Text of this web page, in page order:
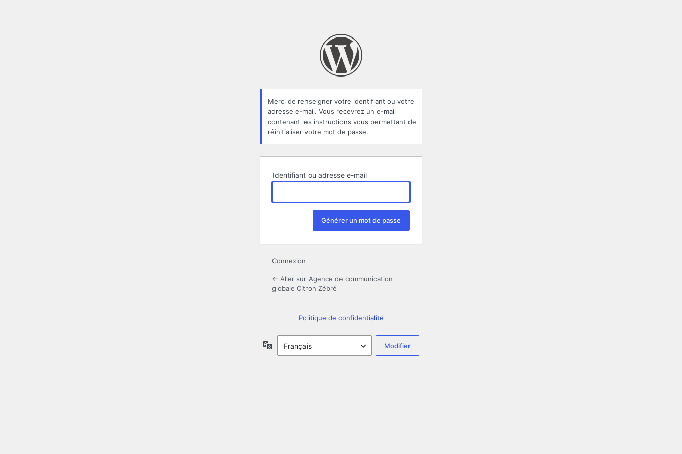
Merci de renseigner votre identifiant ou votre
adresse e-mail. Vous recevrez un e-mail
contenant les instructions vous permettant de
réinitialiser votre mot de passe.
Identifiant ou adresse e-mail
Connexion
← Aller sur Agence de communication
globale Citron Zébré
Politique de confidentialité
Langue